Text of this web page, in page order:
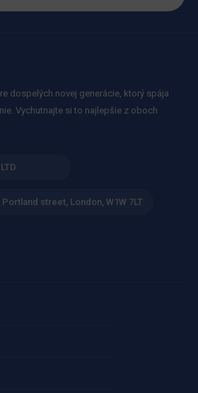
dospelých novej generácie, ktorý spája
Vychutnajte si to najlepšie z oboch
Portland street, London, W1W 7LT